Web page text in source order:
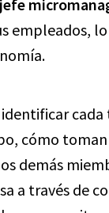
empleados,
identificar
cómo
demás
a través de